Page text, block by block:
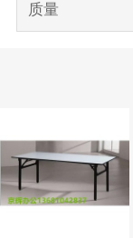
质量